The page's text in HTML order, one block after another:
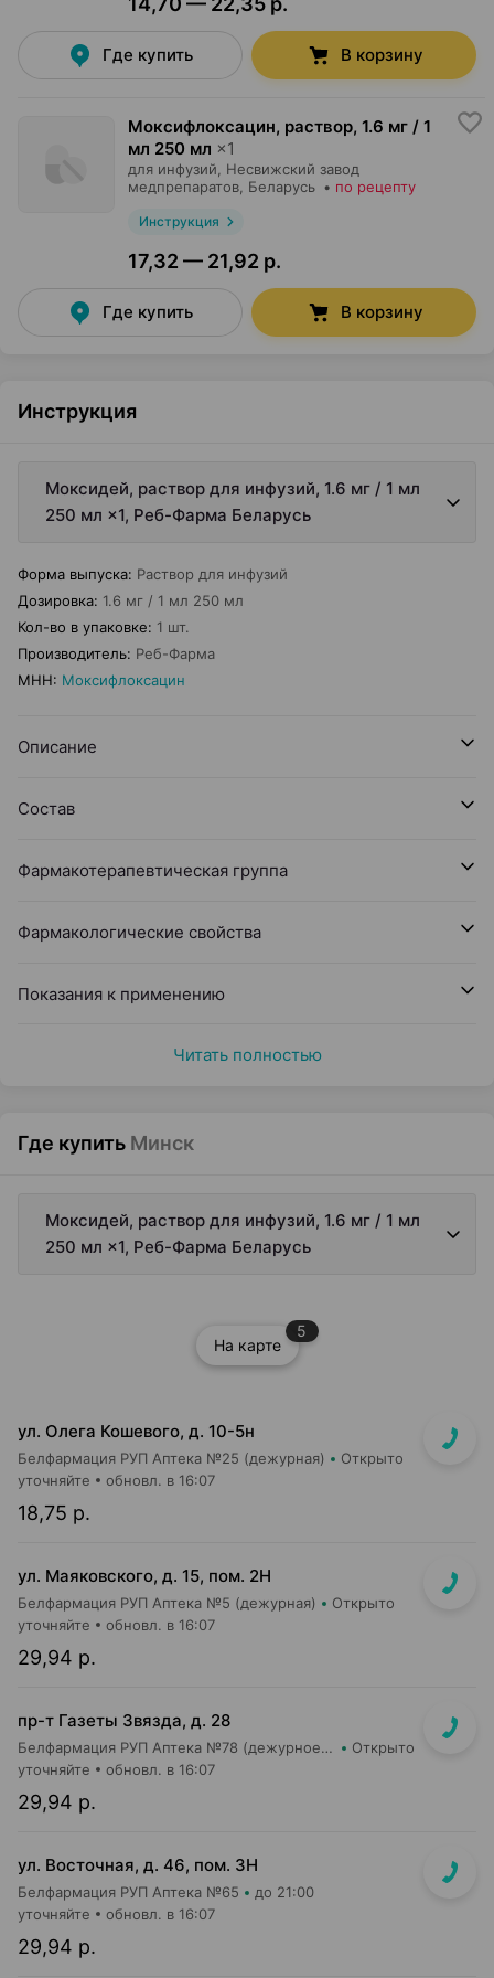
Где купить В корзину
Моксифлоксацин, раствор, 1.6 мг / 1
мл 250 мл ×1
для инфузий,
Несвижский завод
медпрепаратов , Беларусь • по рецепту
Инструкция
17,32 — 21,92 р.
Где купить В корзину
Инструкция
Моксидей, раствор для инфузий, 1.6 мг / 1 мл
250 мл ×1, Реб-Фарма Беларусь
Форма выпуска: Раствор для инфузий
Дозировка: 1.6 мг / 1 мл 250 мл
Кол-во в упаковке: 1 шт.
Производитель: Реб-Фарма
МНН: Моксифлоксацин
Описание
Состав
Фармакотерапевтическая группа
Фармакологические свойства
Показания к применению
Читать полностью
Где купить Минск
Моксидей, раствор для инфузий, 1.6 мг / 1 мл
250 мл ×1, Реб-Фарма Беларусь
На карте
5
ул. Олега Кошевого, д. 10-5н
Белфармация РУП Аптека №25 (дежурная) Открыто
18,75 р.
уточняйте обновл. в 16:07
ул. Маяковского, д. 15, пом. 2Н
Белфармация РУП Аптека №5 (дежурная) Открыто
29,94 р.
уточняйте обновл. в 16:07
пр-т Газеты Звязда, д. 28
Белфармация РУП Аптека №78 (дежурное отделение) Открыто
29,94 р.
уточняйте обновл. в 16:07
ул. Восточная, д. 46, пом. 3Н
Белфармация РУП Аптека №65 до 21:00
29,94 р.
уточняйте обновл. в 16:07